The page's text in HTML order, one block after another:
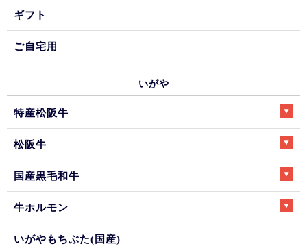
ギフト
ご自宅用
いがや
特産松阪牛
松阪牛
国産黒毛和牛
牛ホルモン
いがやもちぶた(国産)